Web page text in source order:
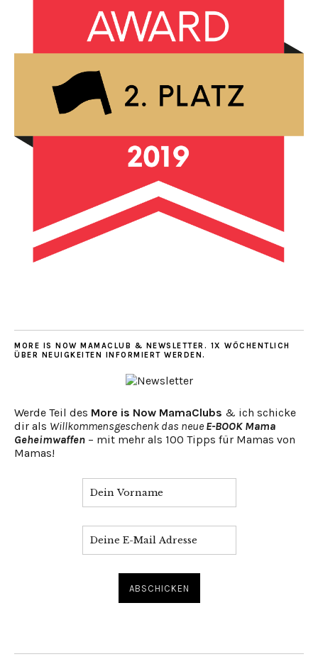
MORE IS NOW MAMACLUB & NEWSLETTER. 1X WÖCHENTLICH
ÜBER NEUIGKEITEN INFORMIERT WERDEN.
Werde Teil des More is Now MamaClubs & ich schicke
dir als Willkommensgeschenk das neue E-BOOK Mama
Geheimwaffen – mit mehr als 100 Tipps für Mamas von
Mamas!